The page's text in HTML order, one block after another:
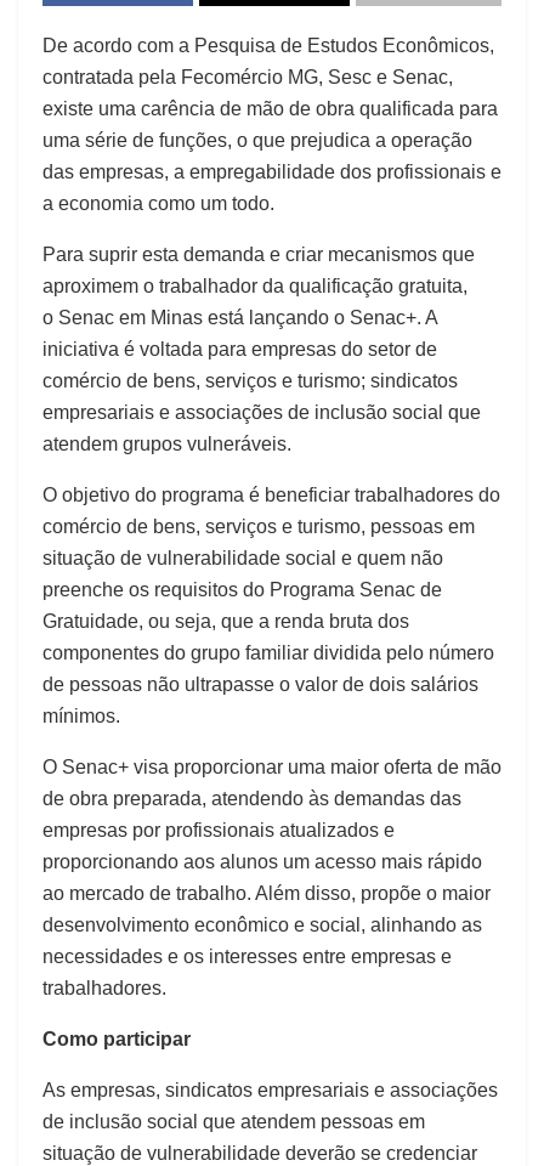
De acordo com a Pesquisa de Estudos Econômicos,
contratada pela Fecomércio MG, Sesc e Senac,
existe uma carência de mão de obra qualificada para
uma série de funções, o que prejudica a operação
das empresas, a empregabilidade dos profissionais e
a economia como um todo.
Para suprir esta demanda e criar mecanismos que
aproximem o trabalhador da qualificação gratuita,
o Senac em Minas está lançando o Senac+. A
iniciativa é voltada para empresas do setor de
comércio de bens, serviços e turismo; sindicatos
empresariais e associações de inclusão social que
atendem grupos vulneráveis.
O objetivo do programa é beneficiar trabalhadores do
comércio de bens, serviços e turismo, pessoas em
situação de vulnerabilidade social e quem não
preenche os requisitos do Programa Senac de
Gratuidade, ou seja, que a renda bruta dos
componentes do grupo familiar dividida pelo número
de pessoas não ultrapasse o valor de dois salários
mínimos.
O Senac+ visa proporcionar uma maior oferta de mão
de obra preparada, atendendo às demandas das
empresas por profissionais atualizados e
proporcionando aos alunos um acesso mais rápido
ao mercado de trabalho. Além disso, propõe o maior
desenvolvimento econômico e social, alinhando as
necessidades e os interesses entre empresas e
trabalhadores.
Como participar
As empresas, sindicatos empresariais e associações
de inclusão social que atendem pessoas em
situação de vulnerabilidade deverão se credenciar